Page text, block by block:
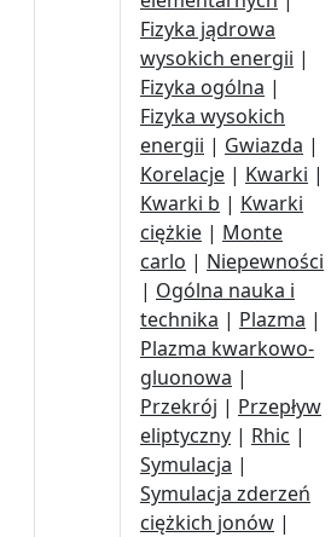
Fizyka jądrowa
wysokich energii |
Fizyka ogólna |
Fizyka wysokich
energii | Gwiazda |
Korelacje | Kwarki |
Kwarki b | Kwarki
ciężkie | Monte
carlo | Niepewności
| Ogólna nauka i
technika | Plazma |
Plazma kwarkowo-
gluonowa |
Przekrój | Przepływ
eliptyczny | Rhic |
Symulacja |
Symulacja zderzeń
ciężkich jonów |